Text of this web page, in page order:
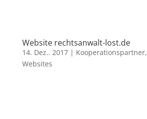
Website rechtsanwalt-lost.de
14. Dez.. 2017| Kooperationspartner,
Websites